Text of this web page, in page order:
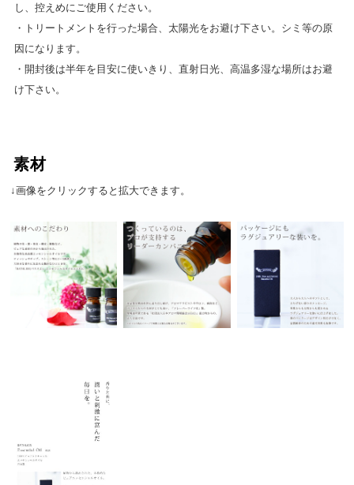
し、控えめにご使用ください。
・トリートメントを行った場合、太陽光をお避け下さい。シミ等の原
因になります。
・開封後は半年を目安に使いきり、直射日光、高温多湿な場所はお避
け下さい。
素材
↓画像をクリックすると拡大できます。